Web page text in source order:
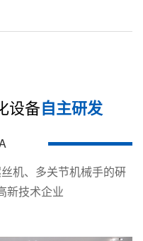
设备自主研发
机、多关节机械手的硏
新技术企业